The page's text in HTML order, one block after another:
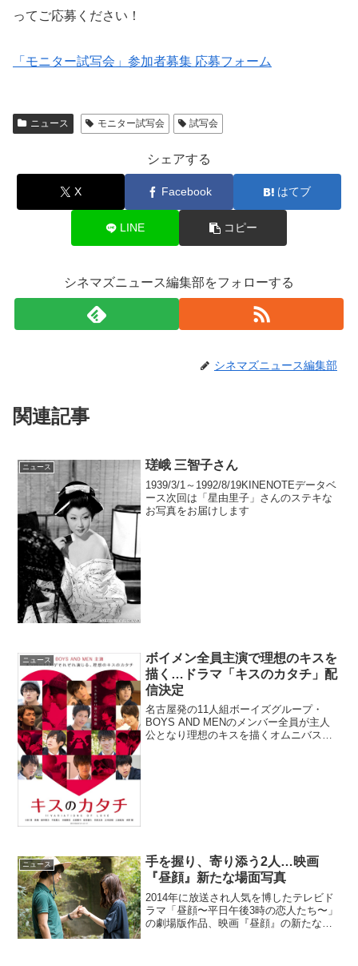
ってご応募ください！
「モニター試写会」参加者募集 応募フォーム
ニュース モニター試写会 試写会
シェアする
X Facebook はてブ
LINE コピー
シネマズニュース編集部をフォローする
シネマズニュース編集部
関連記事
ニュース 瑳峨 三智子さん
1939/3/1～1992/8/19KINENOTEデータベ
ース次回は「星由里子」さんのステキな
お写真をお届けします
ニュース
ボイメン全員主演で理想のキスを
描く…ドラマ「キスのカタチ」配
信決定
名古屋発の11人組ボーイズグループ・
BOYS AND MENのメンバー全員が主人
公となり理想のキスを描くオムニバスド
ニュース
手を握り、寄り添う2人…映画
『昼顔』新たな場面写真
2014年に放送され人気を博したテレビド
ラマ「昼顔〜平日午後3時の恋人たち〜」
の劇場版作品、映画『昼顔』の新たな場